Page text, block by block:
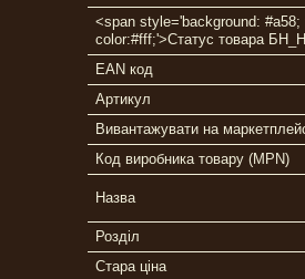
<span style='background:
color:#fff;'>Статус товара
EAN код
Артикул
Вивантажувати на
Код виробника товару (MPN)
Назва
Розділ
Стара ціна